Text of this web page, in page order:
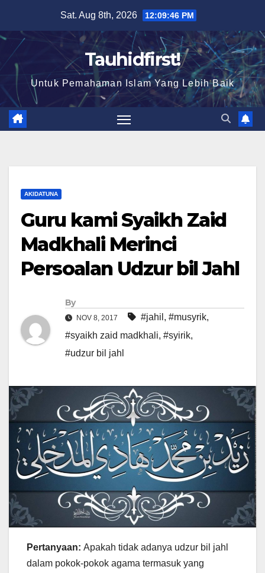
content
Sat. Aug 8th, 2026 12:09:46 PM
Tauhidfirst!
Untuk Pemahaman Islam Yang Lebih Baik
AKIDATUNA
Guru kami Syaikh Zaid
Madkhali Merinci
Persoalan Udzur bil Jahl
By
NOV 8, 2017 #jahil , #musyrik,
#syaikh zaid madkhali, #syirik,
#udzur bil jahl
Pertanyaan: Apakah tidak adanya udzur bil jahl
dalam pokok-pokok agama termasuk yang